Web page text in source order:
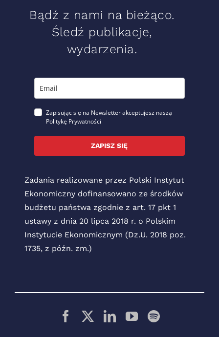
Bądź z nami na bieżąco.
Śledź publikacje,
wydarzenia.
Zapisując się na Newsletter akceptujesz naszą
Politykę Prywatności
ZAPISZ SIĘ
Zadania realizowane przez Polski Instytut
Ekonomiczny dofinansowano ze środków
budżetu państwa zgodnie z art. 17 pkt 1
ustawy z dnia 20 lipca 2018 r. o Polskim
Instytucie Ekonomicznym (Dz.U. 2018 poz.
1735, z późn. zm.)